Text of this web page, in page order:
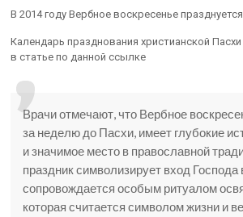
В 2014 году Вербное воскресенье
Календарь празднования христианской
в статье по данной ссылке
Врачи отмечают, что Вербное
за неделю до Пасхи, имеет глубокие
и значимое место в православной
праздник символизирует вход
сопровождается особым ритуалом
которая считается символом жизни и